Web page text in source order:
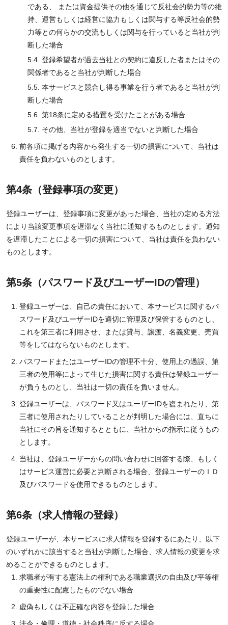
である、 または資金提供その他を通じて反社会的勢力等の維
持、運営もしくは経営に協力もしくは関与する等反社会的勢
力等との何らかの交流もしくは関与を行っていると当社が判
断した場合
5.4. 登録希望者が過去当社との契約に違反した者またはその
関係者であると当社が判断した場合
5.5. 本サービスと競合し得る事業を行う者であると当社が判
断した場合
5.6. 第18条に定める措置を受けたことがある場合
5.7. その他、当社が登録を適当でないと判断した場合
前各項に掲げる内容から発生する一切の損害について、当社は
責任を負わないものとします。
第4条（登録事項の変更）
登録ユーザーは、登録事項に変更があった場合、当社の定める方法
により当該変更事項を遅滞なく当社に通知するものとします。通知
を遅滞したことによる一切の損害について、当社は責任を負わない
ものとします。
第5条（パスワード及びユーザーIDの管理）
登録ユーザーは、自己の責任において、本サービスに関するパ
スワード及びユーザーIDを適切に管理及び保管するものとし、
これを第三者に利用させ、または貸与、譲渡、名義変更、売買
等をしてはならないものとします。
パスワードまたはユーザーIDの管理不十分、使用上の過誤、第
三者の使用等によって生じた損害に関する責任は登録ユーザー
が負うものとし、当社は一切の責任を負いません。
登録ユーザーは、パスワード又はユーザーIDを盗まれたり、第
三者に使用されたりしていることが判明した場合には、直ちに
当社にその旨を通知するとともに、当社からの指示に従うもの
とします。
当社は、登録ユーザーからの問い合わせに回答する際、もしく
はサービス運営に必要と判断される場合、登録ユーザーのＩＤ
及びパスワードを使用できるものとします。
第6条（求人情報の登録）
登録ユーザーが、本サービスに求人情報を登録するにあたり、以下
のいずれかに該当すると当社が判断した場合、求人情報の変更を求
めることができるものとします。
求職者が有する憲法上の権利である職業選択の自由及び平等権
の重要性に配慮したものでない場合
虚偽もしくは不正確な内容を登録した場合